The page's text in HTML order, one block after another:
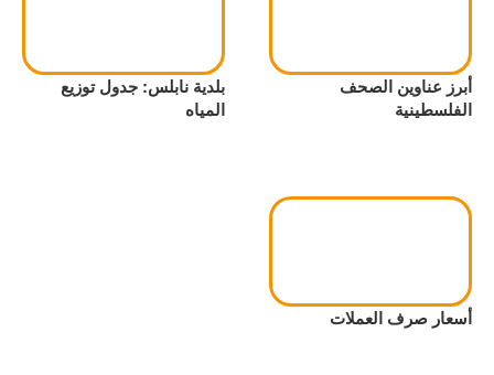
أبرز عناوين الصحف
الفلسطينية
بلدية نابلس: جدول توزيع
المياه
أسعار صرف العملات